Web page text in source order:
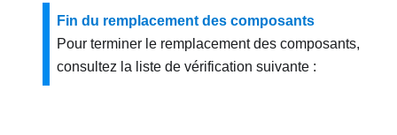
Fin du remplacement des composants
Pour terminer le remplacement des composants,
consultez la liste de vérification suivante :